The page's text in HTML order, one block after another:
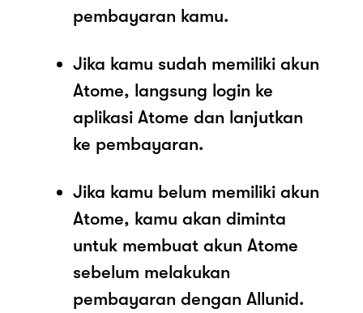
pembayaran kamu.
Jika kamu sudah memiliki akun
Atome, langsung login ke
aplikasi Atome dan lanjutkan
ke pembayaran.
Jika kamu belum memiliki akun
Atome, kamu akan diminta
untuk membuat akun Atome
sebelum melakukan
pembayaran dengan Allunid.